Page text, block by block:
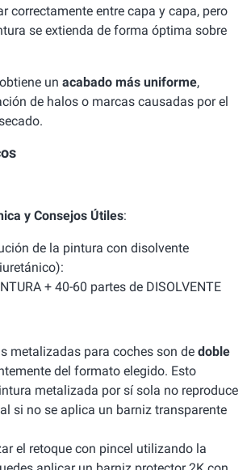
correctamente entre capa y capa, pero
se extienda de forma óptima sobre
un acabado más uniforme,
de halos o marcas causadas por el
y Consejos Útiles:
de la pintura con disolvente
+ 40-60 partes de DISOLVENTE
metalizadas para coches son de doble
del formato elegido. Esto
metalizada por sí sola no reproduce
si no se aplica un barniz transparente
el retoque con pincel utilizando la